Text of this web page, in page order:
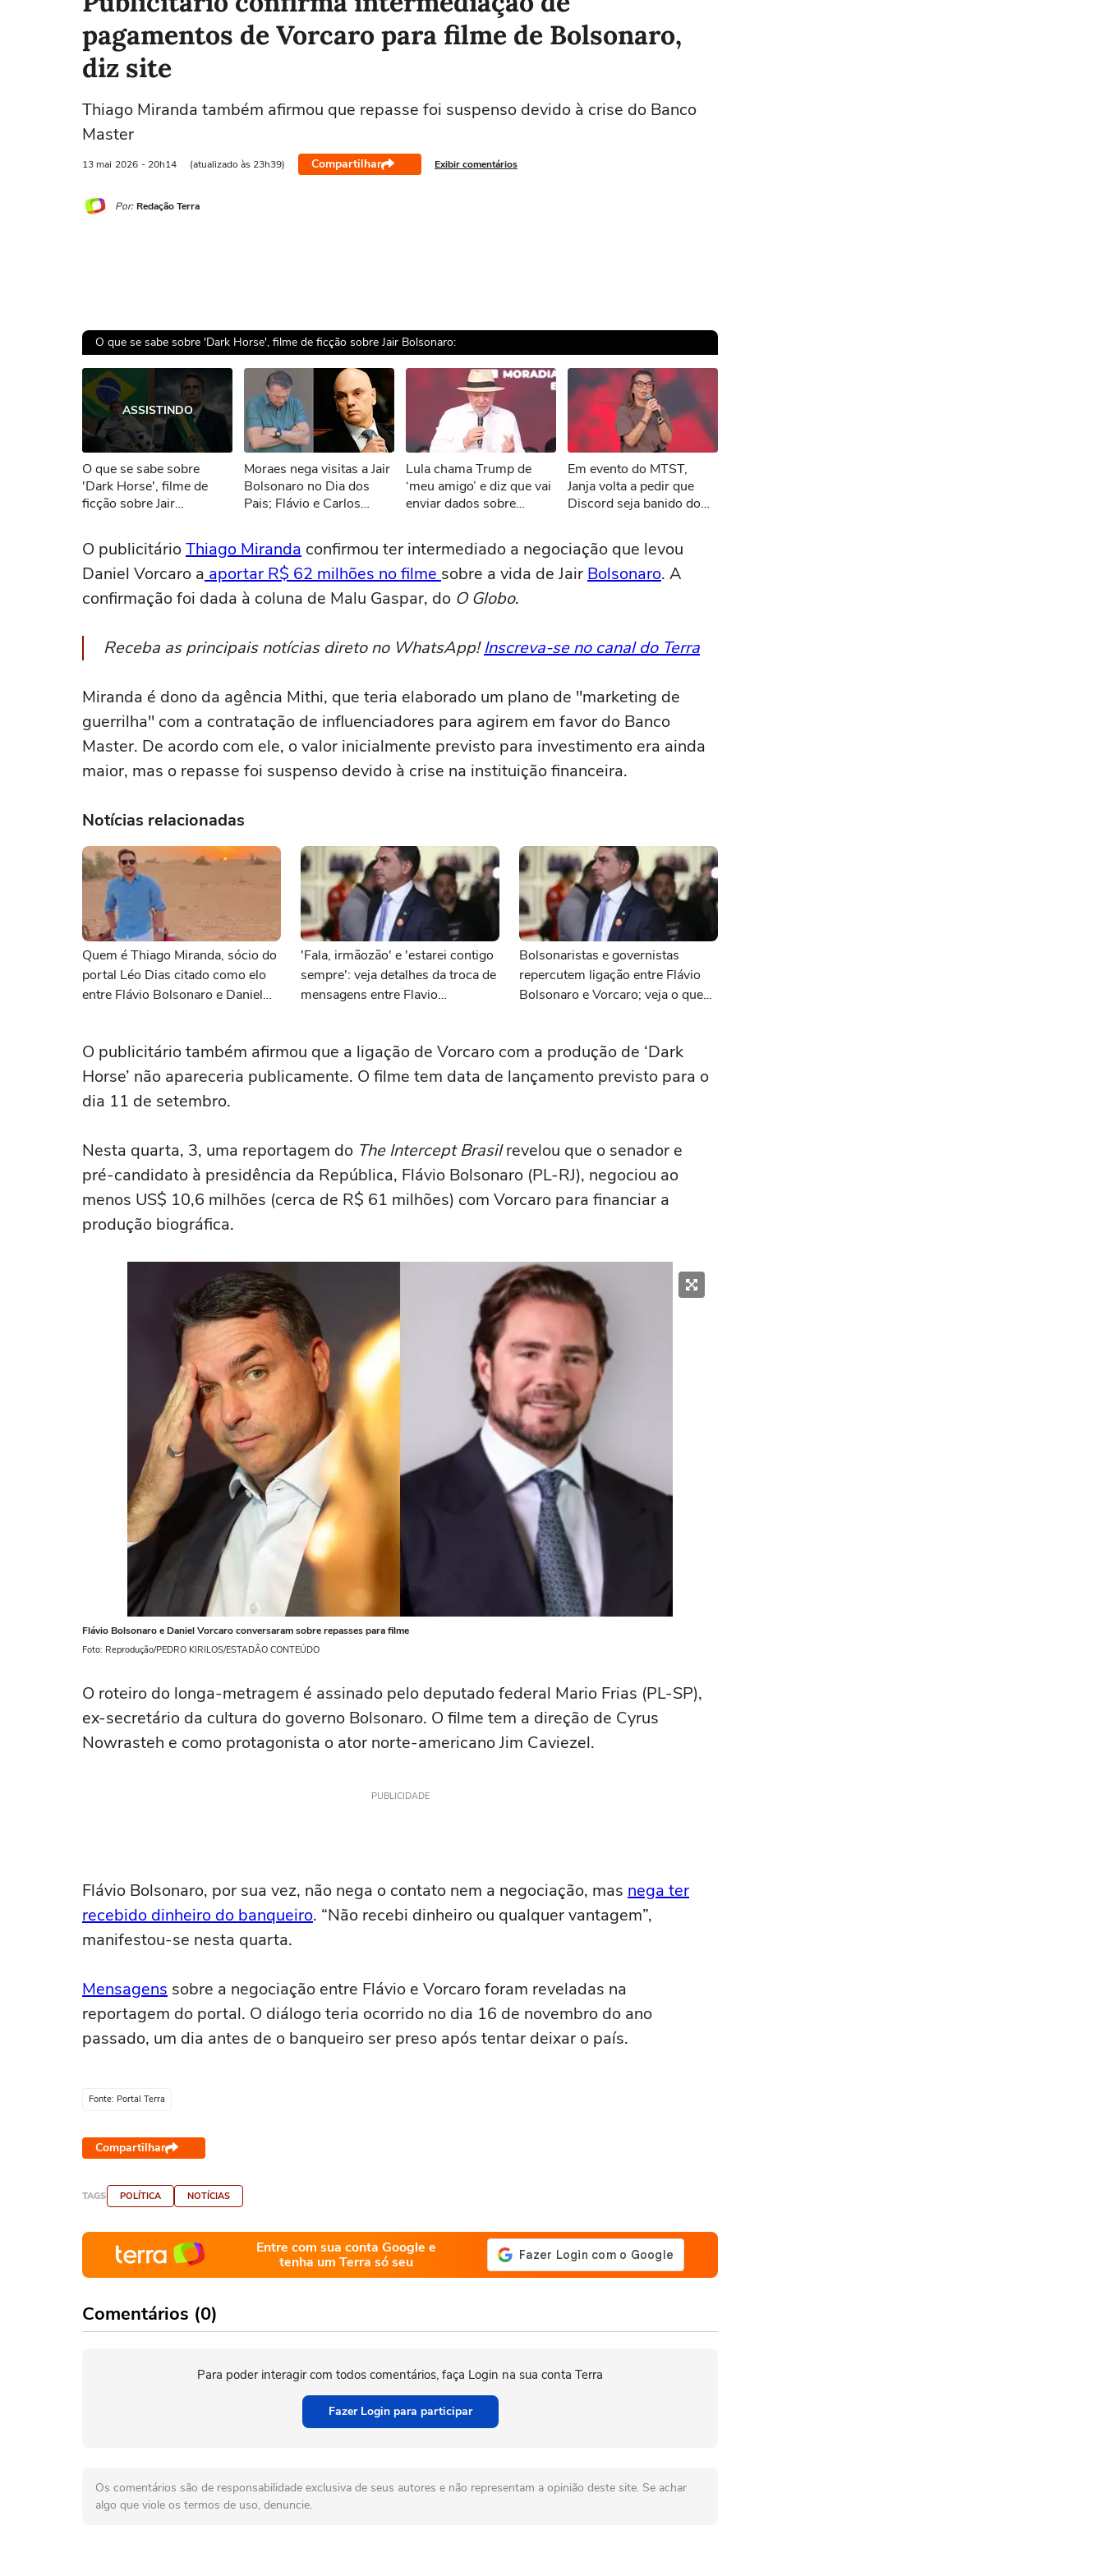
pagamentos de Vorcaro para filme de Bolsonaro,
diz site
Thiago Miranda também afirmou que repasse foi suspenso devido à crise do Banco
Master
13 mai 2026 - 20h14 (atualizado às 23h39) Compartilhar Exibir comentários
Por: Redação Terra
O que se sabe sobre 'Dark Horse', filme de ficção sobre Jair Bolsonaro:
Ops!
Não foi possível reproduzir o vídeo
Tentar novamente
ASSISTINDO
O que se sabe sobre
'Dark Horse', filme de
ficção sobre Jair
Moraes nega visitas a Jair
Bolsonaro no Dia dos
Pais; Flávio e Carlos
Lula chama Trump de
‘meu amigo’ e diz que vai
enviar dados sobre
Em evento do MTST,
Janja volta a pedir que
Discord seja banido do
O publicitárioThiago Miranda confirmou ter intermediado a negociação que levou
Daniel Vorcaro a aportar R$ 62 milhões no filme sobre a vida de Jair Bolsonaro. A
confirmação foi dada à coluna de Malu Gaspar, do O Globo.
Receba as principais notícias direto no WhatsApp!Inscreva-se no canal do Terra
Miranda é dono da agência Mithi, que teria elaborado um plano de "marketing de
guerrilha" com a contratação de influenciadores para agirem em favor do Banco
Master. De acordo com ele, o valor inicialmente previsto para investimento era ainda
maior, mas o repasse foi suspenso devido à crise na instituição financeira.
Notícias relacionadas
Quem é Thiago Miranda, sócio do
portal Léo Dias citado como elo
entre Flávio Bolsonaro e Daniel
'Fala, irmãozão' e 'estarei contigo
sempre': veja detalhes da troca de
mensagens entre Flavio
Bolsonaristas e governistas
repercutem ligação entre Flávio
Bolsonaro e Vorcaro; veja o que
O publicitário também afirmou que a ligação de Vorcaro com a produção de ‘Dark
Horse’ não apareceria publicamente. O filme tem data de lançamento previsto para o
dia 11 de setembro.
Nesta quarta, 3, uma reportagem do The Intercept Brasilrevelou que o senador e
pré-candidato à presidência da República, Flávio Bolsonaro (PL-RJ), negociou ao
menos US$ 10,6 milhões (cerca de R$ 61 milhões) com Vorcaro para financiar a
produção biográfica.
Flávio Bolsonaro e Daniel Vorcaro conversaram sobre repasses para filme
Foto: Reprodução/PEDRO KIRILOS/ESTADÃO CONTEÚDO
O roteiro do longa-metragem é assinado pelo deputado federal Mario Frias (PL-SP),
ex-secretário da cultura do governo Bolsonaro. O filme tem a direção de Cyrus
Nowrasteh e como protagonista o ator norte-americano Jim Caviezel.
PUBLICIDADE
Flávio Bolsonaro, por sua vez, não nega o contato nem a negociação, mas nega ter
recebido dinheiro do banqueiro. “Não recebi dinheiro ou qualquer vantagem”,
manifestou-se nesta quarta.
Mensagens sobre a negociação entre Flávio e Vorcaro foram reveladas na
reportagem do portal. O diálogo teria ocorrido no dia 16 de novembro do ano
passado, um dia antes de o banqueiro ser preso após tentar deixar o país.
Fonte: Portal Terra
Compartilhar
TAGS POLÍTICA NOTÍCIAS
Entre com sua conta Google e
tenha um Terra só seu
Comentários (0)
Para poder interagir com todos comentários, faça Login na sua conta Terra
Fazer Login para participar
Os comentários são de responsabilidade exclusiva de seus autores e não representam a opinião deste site. Se achar
algo que viole os termos de uso, denuncie.